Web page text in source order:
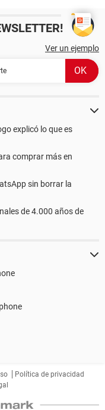
Ver un ejemplo
explicó lo que es
comprar más en
sin borrar la
de 4.000 años de
Política de privacidad